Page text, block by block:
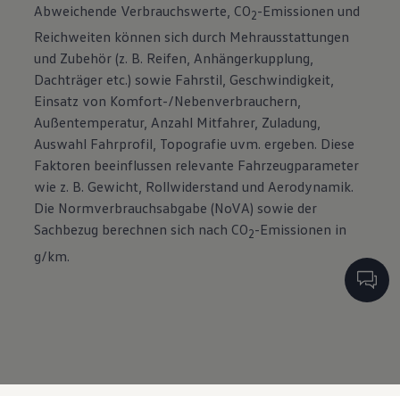
Abweichende Verbrauchswerte, CO2-Emissionen und
Reichweiten können sich durch Mehrausstattungen
und Zubehör (z. B. Reifen, Anhängerkupplung,
Dachträger etc.) sowie Fahrstil, Geschwindigkeit,
Einsatz von Komfort-/Nebenverbrauchern,
Außentemperatur, Anzahl Mitfahrer, Zuladung,
Auswahl Fahrprofil, Topografie uvm. ergeben. Diese
Faktoren beeinflussen relevante Fahrzeugparameter
wie z. B. Gewicht, Rollwiderstand und Aerodynamik.
Die Normverbrauchsabgabe (NoVA) sowie der
Sachbezug berechnen sich nach CO2-Emissionen in
g/km.